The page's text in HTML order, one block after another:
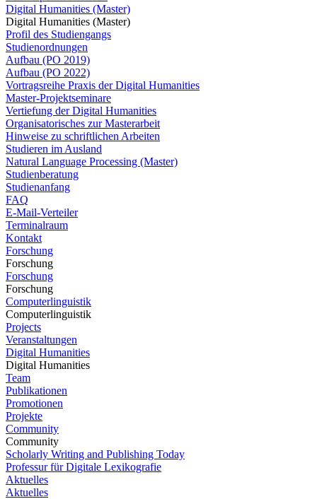
Digital Humanities (Master)
Digital Humanities (Master)
Profil des Studiengangs
Studienordnungen
Aufbau (PO 2019)
Aufbau (PO 2022)
Vortragsreihe Praxis der Digital Humanities
Master-Projektseminare
Vertiefung der Digital Humanities
Organisatorisches zur Masterarbeit
Hinweise zu schriftlichen Arbeiten
Studieren im Ausland
Natural Language Processing (Master)
Studienberatung
Studienanfang
FAQ
E-Mail-Verteiler
Terminalraum
Kontakt
Forschung
Forschung
Forschung
Forschung
Computerlinguistik
Computerlinguistik
Projects
Veranstaltungen
Digital Humanities
Digital Humanities
Team
Publikationen
Promotionen
Projekte
Community
Community
Scholarly Writing and Publishing Today
Professur für Digitale Lexikografie
Aktuelles
Aktuelles